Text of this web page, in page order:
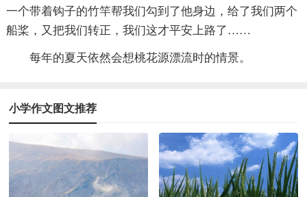
一个带着钩子的竹竿帮我们勾到了他身边，给了我们两个
船桨，又把我们转正，我们这才平安上路了……
每年的夏天依然会想桃花源漂流时的情景。
小学作文图文推荐